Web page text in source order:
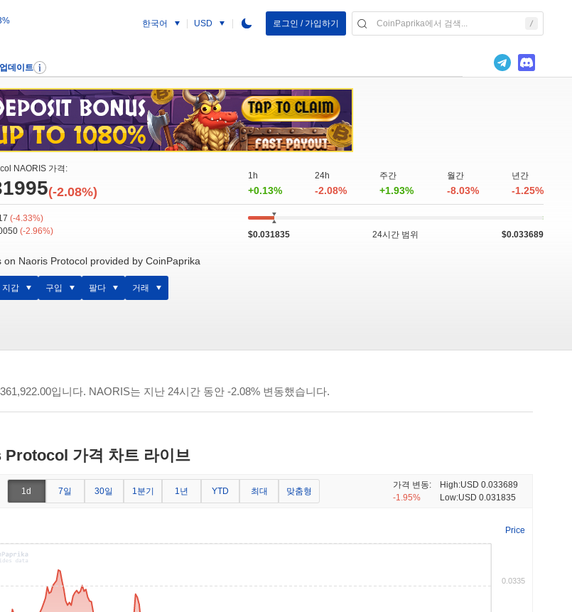
한국어 USD 로그인 / 가입하기
데이트
NAORIS 가격:
(-2.08%)
1h
+0.13%
24h
-2.08%
주간
+1.93%
월간
-8.03%
년간
-1.25%
(-4.33%)
(-2.96%) $0.031835 24시간 범위 $0.033689
on Naoris Protocol provided by CoinPaprika
지갑 구입 팔다 거래
입니다. NAORIS는 지난 24시간 동안 -2.08% 변동했습니다.
Protocol 가격 차트 라이브
1d 7일 30일 1분기 1년 YTD 최대 맞춤형
가격 변동:
-1.95%
High:USD 0.033689
Low:USD 0.031835
Price
0.0335